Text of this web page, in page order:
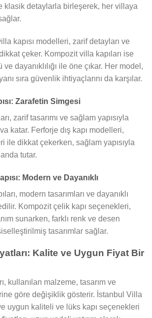
klasik detaylarla birleşerek, her villaya
kapısı modelleri, zarif detayları ve
çeker. Kompozit villa kapıları ise
dayanıklılığı ile öne çıkar. Her model,
sıra güvenlik ihtiyaçlarını da karşılar.
Zarafetin Simgesi
zarif tasarımı ve sağlam yapısıyla
katar. Ferforje dış kapı modelleri,
ile dikkat çekerken, sağlam yapısıyla
tutar.
Modern ve Dayanıklı
modern tasarımları ve dayanıklı
Kompozit çelik kapı seçenekleri,
sunarken, farklı renk ve desen
tasarımlar sağlar.
Kalite ve Uygun Fiyat Bir
kullanılan malzeme, tasarım ve
göre değişiklik gösterir. İstanbul Villa
uygun kaliteli ve lüks kapı seçenekleri